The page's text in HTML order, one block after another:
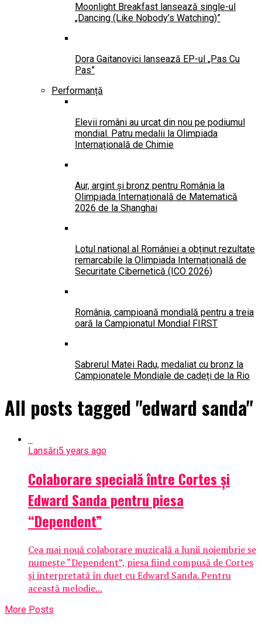
Moonlight Breakfast lansează single-ul
„Dancing (Like Nobody’s Watching)”
Dora Gaitanovici lansează EP-ul „Pas Cu
Pas”
Performanță
Elevii români au urcat din nou pe podiumul
mondial. Patru medalii la Olimpiada
Internațională de Chimie
Aur, argint și bronz pentru România la
Olimpiada Internațională de Matematică
2026 de la Shanghai
Lotul național al României a obținut rezultate
remarcabile la Olimpiada Internațională de
Securitate Cibernetică (ICO 2026)
România, campioană mondială pentru a treia
oară la Campionatul Mondial FIRST
Sabrerul Matei Radu, medaliat cu bronz la
Campionatele Mondiale de cadeți de la Rio
All posts tagged "edward sanda"
Lansări5 years ago
Colaborare specială între Cortes și
Edward Sanda pentru piesa
“Dependent”
Cea mai nouă colaborare muzicală a lunii noiembrie se
numește “Dependent”, piesa fiind compusă de Cortes
și interpretată în duet cu Edward Sanda. Pentru
această melodie...
More Posts